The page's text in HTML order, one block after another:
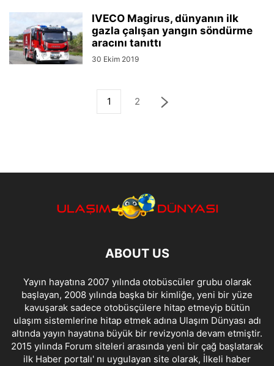
IVECO Magirus, dünyanın ilk
gazla çalışan yangın söndürme
aracını tanıttı
30 Ekim 2019
1 2
ABOUT US
Yayın hayatına 2007 yılında otobüscüler grubu olarak
başlayan, 2008 yılında başka bir kimliğe, yeni bir yüze
kavuşarak sadece otobüsçülere hitap etmeyip bütün
ulaşım sistemlerine hitap etmek adına Ulaşım Dünyası adı
altında yayın hayatına büyük bir revizyonla devam etmiştir.
2015 yılında Forum siteleri arasında yeni bir çağ başlatarak
ilk Haber portalı' nı uygulayan site olarak, İlkeli haber